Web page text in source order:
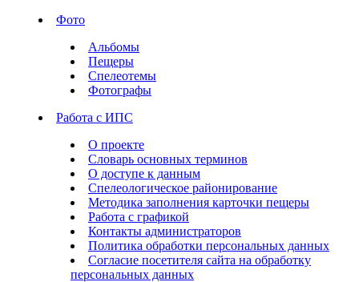
Фото
Альбомы
Пещеры
Спелеотемы
Фотографы
Работа с ИПС
О проекте
Словарь основных терминов
О доступе к данным
Спелеологическое районирование
Методика заполнения карточки пещеры
Работа с графикой
Контакты администраторов
Политика обработки персональных данных
Согласие посетителя сайта на обработку
персональных данных